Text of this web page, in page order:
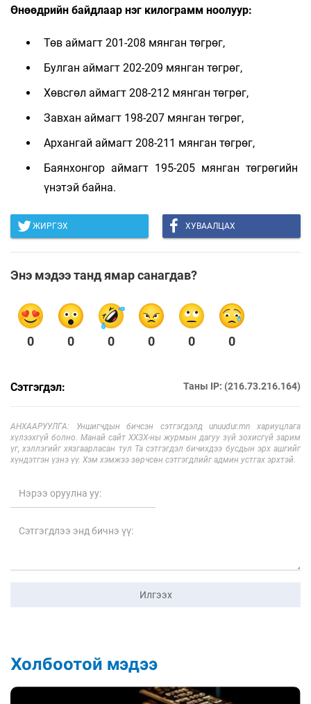
Өнөөдрийн байдлаар нэг килограмм ноолуур:
Төв аймагт 201-208 мянган төгрөг,
Булган аймагт 202-209 мянган төгрөг,
Хөвсгөл аймагт 208-212 мянган төгрөг,
Завхан аймагт 198-207 мянган төгрөг,
Архангай аймагт 208-211 мянган төгрөг,
Баянхонгор аймагт 195-205 мянган төгрөгийн
үнэтэй байна.
ЖИРГЭХ ХУВААЛЦАХ
Энэ мэдээ танд ямар санагдав?
0 0 0 0 0 0
Сэтгэгдэл: Таны IP: (216.73.216.164)
АНХААРУУЛГА: Уншигчдын бичсэн сэтгэгдэлд unuudur.mn хариуцлага
хүлээхгүй болно. Манай сайт ХХЗХ-ны журмын дагуу зүй зохисгүй зарим
үг, хэллэгийг хязгаарласан тул Та сэтгэгдэл бичихдээ бусдын эрх ашгийг
хүндэтгэн үзнэ үү. Хэм хэмжээ зөрчсөн сэтгэгдлийг админ устгах эрхтэй.
Илгээх
Холбоотой мэдээ